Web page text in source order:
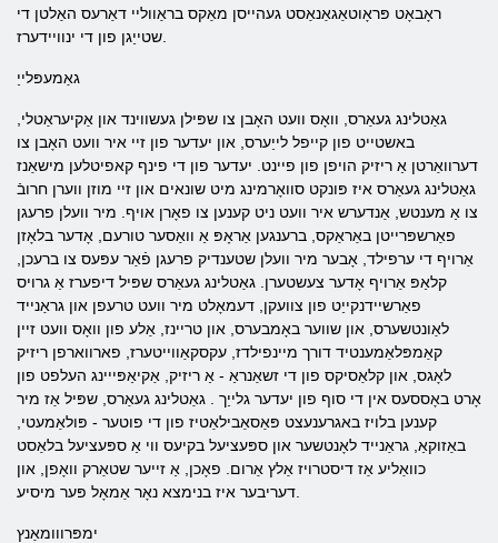
ראָבאָט פּראָוטאַגאַנאַסט געהייסן מאַקס בראַווליי דאַרעס האַלטן די
גאַמעפּלייַ
גאַטלינג געאַרס, וואָס וועט האָבן צו שפּילן געשווינד און אַקיעראַטלי,
באשטייט פון קייפל לייַערס, און יעדער פון זיי איר וועט האָבן צו
דערוואַרטן אַ ריזיק הויפן פון פיינט. יעדער פון די פינף קאפיטלען מישאַנז
גאַטלינג געאַרס איז פּונקט סוואָרמינג מיט שונאים און זיי מוזן ווערן חרובֿ
צו אַ מענטש, אַנדערש איר וועט ניט קענען צו פאָרן אויף. מיר וועלן פרעגן
פאַרשפּרייטן באַראַקס, ברענגען אַראָפּ אַ וואַסער טורעם, אָדער בלאָזן
אַרויף די ערפילד, אָבער מיר וועלן שטענדיק פרעגן פֿאַר עפּעס צו ברעכן,
קלאַפּ אַרויף אָדער צעשטערן. גאַטלינג געאַרס שפּיל דיפערז אַ גרויס
פאַרשיידנקייַט פון צוועקן, דעמאָלט מיר וועט טרעפן און גראַנייד
לאַונטשערס, און שווער באָמבערס, און טריינז, אַלע פון ​​וואָס וועט זיין
קאַמפּלאַמענטיד דורך מיינפילדז, עקסקאַווייטערז, פארווארפן ריזיק
לאָגס, און קלאַסיקס פון די זשאַנראַ - אַ ריזיק, אַקיאַפּייינג העלפט פון
אָרט באָססעס אין די סוף פון יעדער גלייַך . גאַטלינג געאַרס, שפּיל אַז מיר
קענען בלויז באגרענעצט פּאַסאַבילאַטיז פון די פוטער - פּולאַמעטי,
באַזוקאַ, גראַנייד לאָנטשער און ספּעציעל בקיעס ווי אַ ספּעציעל בלאַסט
כוואַליע אַז דיסטרויז אַלץ אַרום. פאָכן, אַ זייער שטאַרק וואָפן, און
ימפּרווומאַנץ